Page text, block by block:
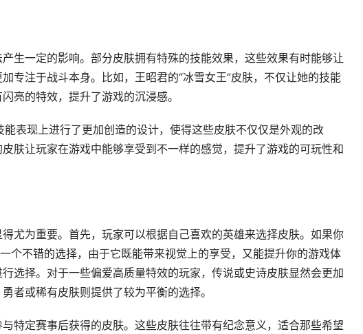
生一定的影响。部分皮肤拥有特殊的技能效果，这些效果有时能够让
专注于战斗本身。比如，王昭君的“冰雪女王”皮肤，不仅让她的技能
亮的特效，提升了游戏的沉浸感。
表现上进行了更加创造的设计，使得这些皮肤不仅仅是外观的改
肤让玩家在游戏中能够享受到不一样的感觉，提升了游戏的可玩性和
尤为重要。首先，玩家可以根据自己喜欢的英雄来选择皮肤。如果你
个不错的选择，由于它既能带来视觉上的享受，又能提升你的游戏体
选择。对于一些偏爱高质量特效的玩家，传说或史诗皮肤显然会更加
者或稀有皮肤则提供了较为平衡的选择。
特定赛事后获得的皮肤。这些皮肤往往带有纪念意义，适合那些希望